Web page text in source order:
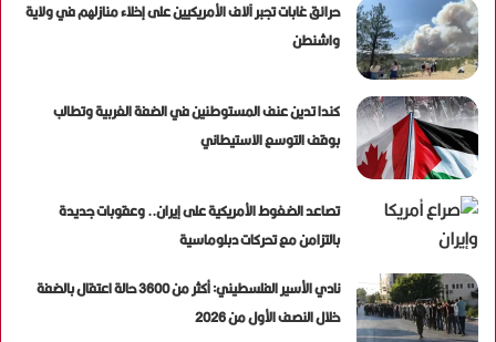
حرائق غابات تجبر آلاف الأمريكيين على إخلاء منازلهم في ولاية
واشنطن
كندا تدين عنف المستوطنين في الضفة الغربية وتطالب
بوقف التوسع الاستيطاني
تصاعد الضغوط الأمريكية على إيران.. وعقوبات جديدة
بالتزامن مع تحركات دبلوماسية
نادي الأسير الفلسطيني: أكثر من 3600 حالة اعتقال بالضفة
خلال النصف الأول من 2026